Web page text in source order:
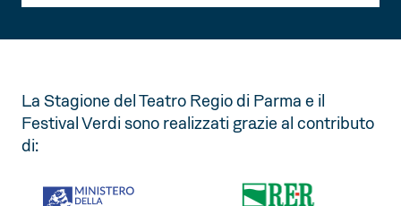
La Stagione del Teatro Regio di Parma e il
Festival Verdi sono realizzati grazie al contributo
di: